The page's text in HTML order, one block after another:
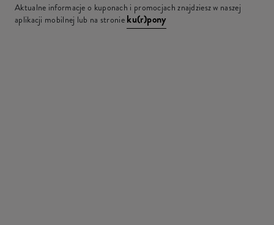
Aktualne informacje o kuponach i promocjach znajdziesz w naszej
aplikacji mobilnej lub na stronie ku(r)pony